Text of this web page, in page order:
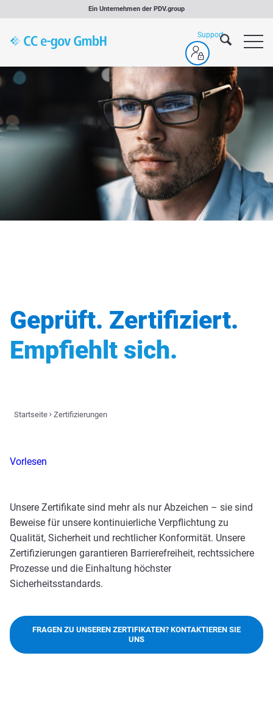
Inhalt
springen
Ein Unternehmen der PDV.group
Geprüft. Zertifiziert.
Empfiehlt sich.
Startseite Zertifizierungen
Vorlesen
Unsere Zertifikate sind mehr als nur Abzeichen – sie sind
Beweise für unsere kontinuierliche Verpflichtung zu
Qualität, Sicherheit und rechtlicher Konformität. Unsere
Zertifizierungen garantieren Barrierefreiheit, rechtssichere
Prozesse und die Einhaltung höchster
Sicherheitsstandards.
FRAGEN ZU UNSEREN ZERTIFIKATEN? KONTAKTIEREN SIE
UNS